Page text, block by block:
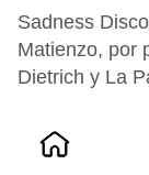
Sadness
Matienzo, por
Dietrich y La